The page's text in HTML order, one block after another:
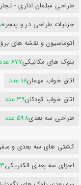
طراحی مبلمان اداری -
جزئیات طراحی در و پنجره
اتوماسیون و نقشه های
بلوک های مکانیکی677 عدد
اتاق خواب مهمان18 عدد
اتاق خواب کودکان39 عدد
طراحی سه بعدی598 عدد
کشتی های سه بعدی و
اجزای سه بعدی الکتریکی